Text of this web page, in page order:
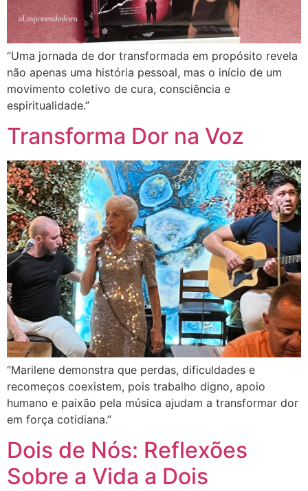
“Uma jornada de dor transformada em propósito revela
não apenas uma história pessoal, mas o início de um
movimento coletivo de cura, consciência e
espiritualidade.”
Transforma Dor na Voz
“Marilene demonstra que perdas, dificuldades e
recomeços coexistem, pois trabalho digno, apoio
humano e paixão pela música ajudam a transformar dor
em força cotidiana.”
Dois de Nós: Reflexões
Sobre a Vida a Dois